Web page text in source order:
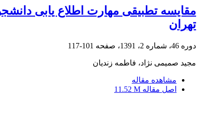
مقایسه تطبیقی مهارت اطلاع یابی
تهران
دوره 46، شماره 2، 1391، صفحه 101-117
مجید صمیمی نژاد، فاطمه زندیان
مشاهده مقاله
اصل مقاله 11.52 M